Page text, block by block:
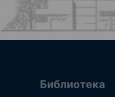
Библиотека